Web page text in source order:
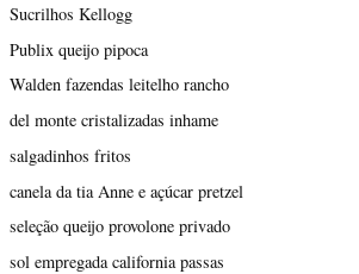
Sucrilhos Kellogg
Publix queijo pipoca
Walden fazendas leitelho rancho
del monte cristalizadas inhame
salgadinhos fritos
canela da tia Anne e açúcar pretzel
seleção queijo provolone privado
sol empregada california passas